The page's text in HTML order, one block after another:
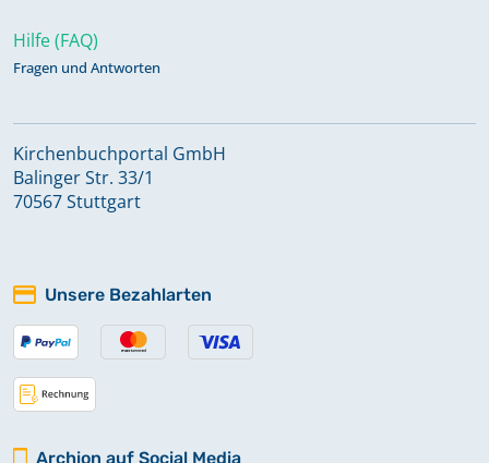
Hilfe (FAQ)
Fragen und Antworten
Kirchenbuchportal GmbH
Balinger Str. 33/1
70567 Stuttgart
Unsere Bezahlarten
Archion auf Social Media